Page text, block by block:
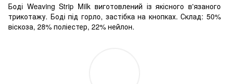
Боді Weaving Strip Milk виготовлений із якісного в'язаного
трикотажу. Боді під горло, застібка на кнопках. Склад: 50%
віскоза, 28% поліестер, 22% нейлон.